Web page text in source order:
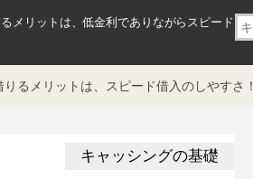
メリットは、低金利でありながらスピード
るメリットは、スピード借入のしやすさ！
キャッシングの基礎